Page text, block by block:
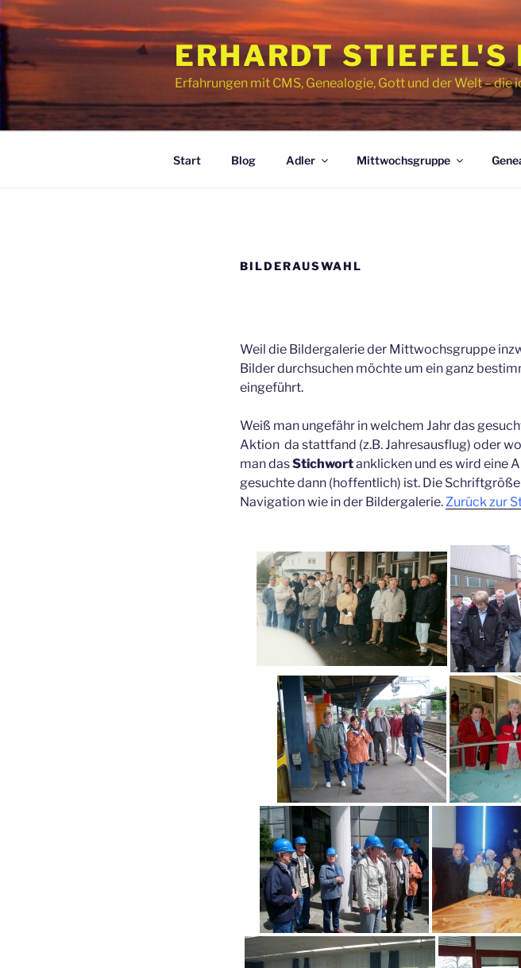
Zum
Inhalt
springen
ERHARDT STIEFEL'S
Erfahrungen mit CMS, Genealogie, Gott und der Welt – die
Start Blog Adler Mittwochsgruppe
BILDERAUSWAHL
Weil die Bildergalerie der Mittwochsgruppe
Bilder durchsuchen möchte um ein ganz
eingeführt.
Weiß man ungefähr in welchem Jahr das
Aktion da stattfand (z.B. Jahresausflug) oder
man dasStichwortanklicken und es wird eine
gesuchte dann (hoffentlich) ist. Die
Navigation wie in der Bildergalerie. Zurück zur